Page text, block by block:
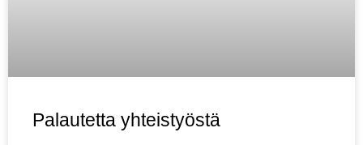
Palautetta yhteistyöstä